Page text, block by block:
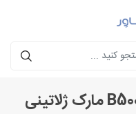
کلاه بیسبالی کتان تراکر B500 مارک ژلاتینی